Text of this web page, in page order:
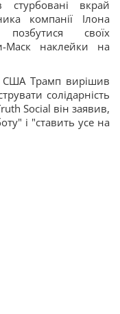
стурбовані вкрай
компанії Ілона
своїх
Маск наклейки на
США Трамп вирішив
солідарність
Social він заявив,
і "ставить усе на